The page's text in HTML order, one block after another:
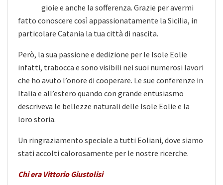
gioie e anche la sofferenza. Grazie per avermi
fatto conoscere così appassionatamente la Sicilia, in
particolare Catania la tua città di nascita.
Però, la sua passione e dedizione per le Isole Eolie
infatti, trabocca e sono visibili nei suoi numerosi lavori
che ho avuto l’onore di cooperare. Le sue conferenze in
Italia e all’estero quando con grande entusiasmo
descriveva le bellezze naturali delle Isole Eolie e la
loro storia.
Un ringraziamento speciale a tutti Eoliani, dove siamo
stati accolti calorosamente per le nostre ricerche.
Chi era Vittorio Giustolisi